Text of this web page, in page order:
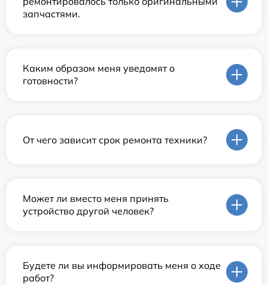
запчастями.
Каким образом меня уведомят о
готовности?
От чего зависит срок ремонта техники?
Может ли вместо меня принять
устройство другой человек?
Будете ли вы информировать меня о ходе
работ?